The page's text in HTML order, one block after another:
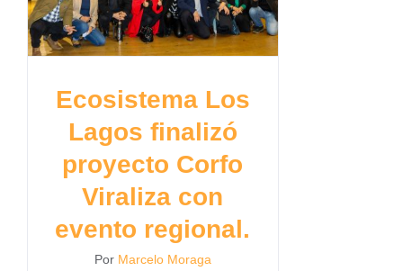
Ecosistema Los
Lagos finalizó
proyecto Corfo
Viraliza con
evento regional.
Por Marcelo Moraga